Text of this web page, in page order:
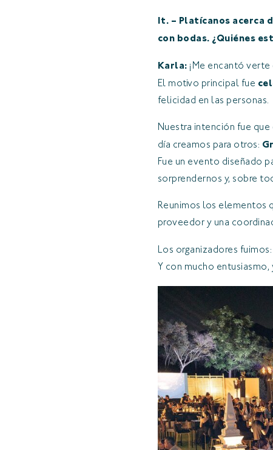
It. – Platícanos acerca
con bodas. ¿Quiénes
Karla: ¡Me encantó verte
El motivo principal fue
felicidad en las personas.
Nuestra intención fue
día creamos para otros:
Fue un evento diseñado
sorprendernos y, sobre
Reunimos los elementos
proveedor y una
Los organizadores fuimos:
Y con mucho